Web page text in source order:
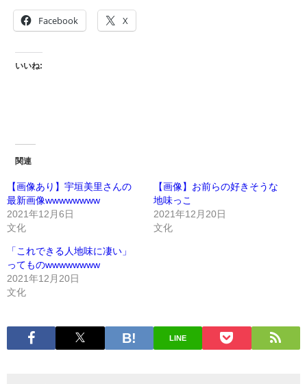
Facebook X
いいね:
関連
【画像あり】宇垣美里さんの
最新画像wwwwwwww
2021年12月6日
文化
【画像】お前らの好きそうな
地味っこ
2021年12月20日
文化
「これできる人地味に凄い」
ってものwwwwwwww
2021年12月20日
文化
LINE